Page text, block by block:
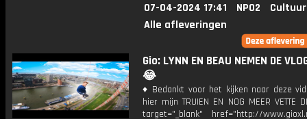
07-04-2024 17:41 NPO2
Alle afleveringen
Gio: LYNN EN BEAU NEMEN DE
😂
♦ Bedankt voor het kijken naar deze
hier mijn TRUIEN EN NOG MEER VETTE
target="_blank" href="http://